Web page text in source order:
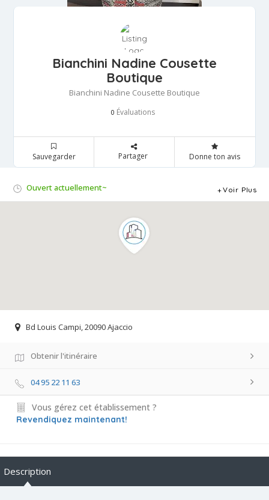
Bianchini Nadine Cousette
Boutique
Bianchini Nadine Cousette Boutique
0 Évaluations
Sauvegarder Partager Donne ton avis
Ouvert actuellement~ Voir Plus
Bd Louis Campi, 20090 Ajaccio
Obtenir l'itinéraire
04 95 22 11 63
Vous gérez cet établissement ?
Revendiquez maintenant!
Description